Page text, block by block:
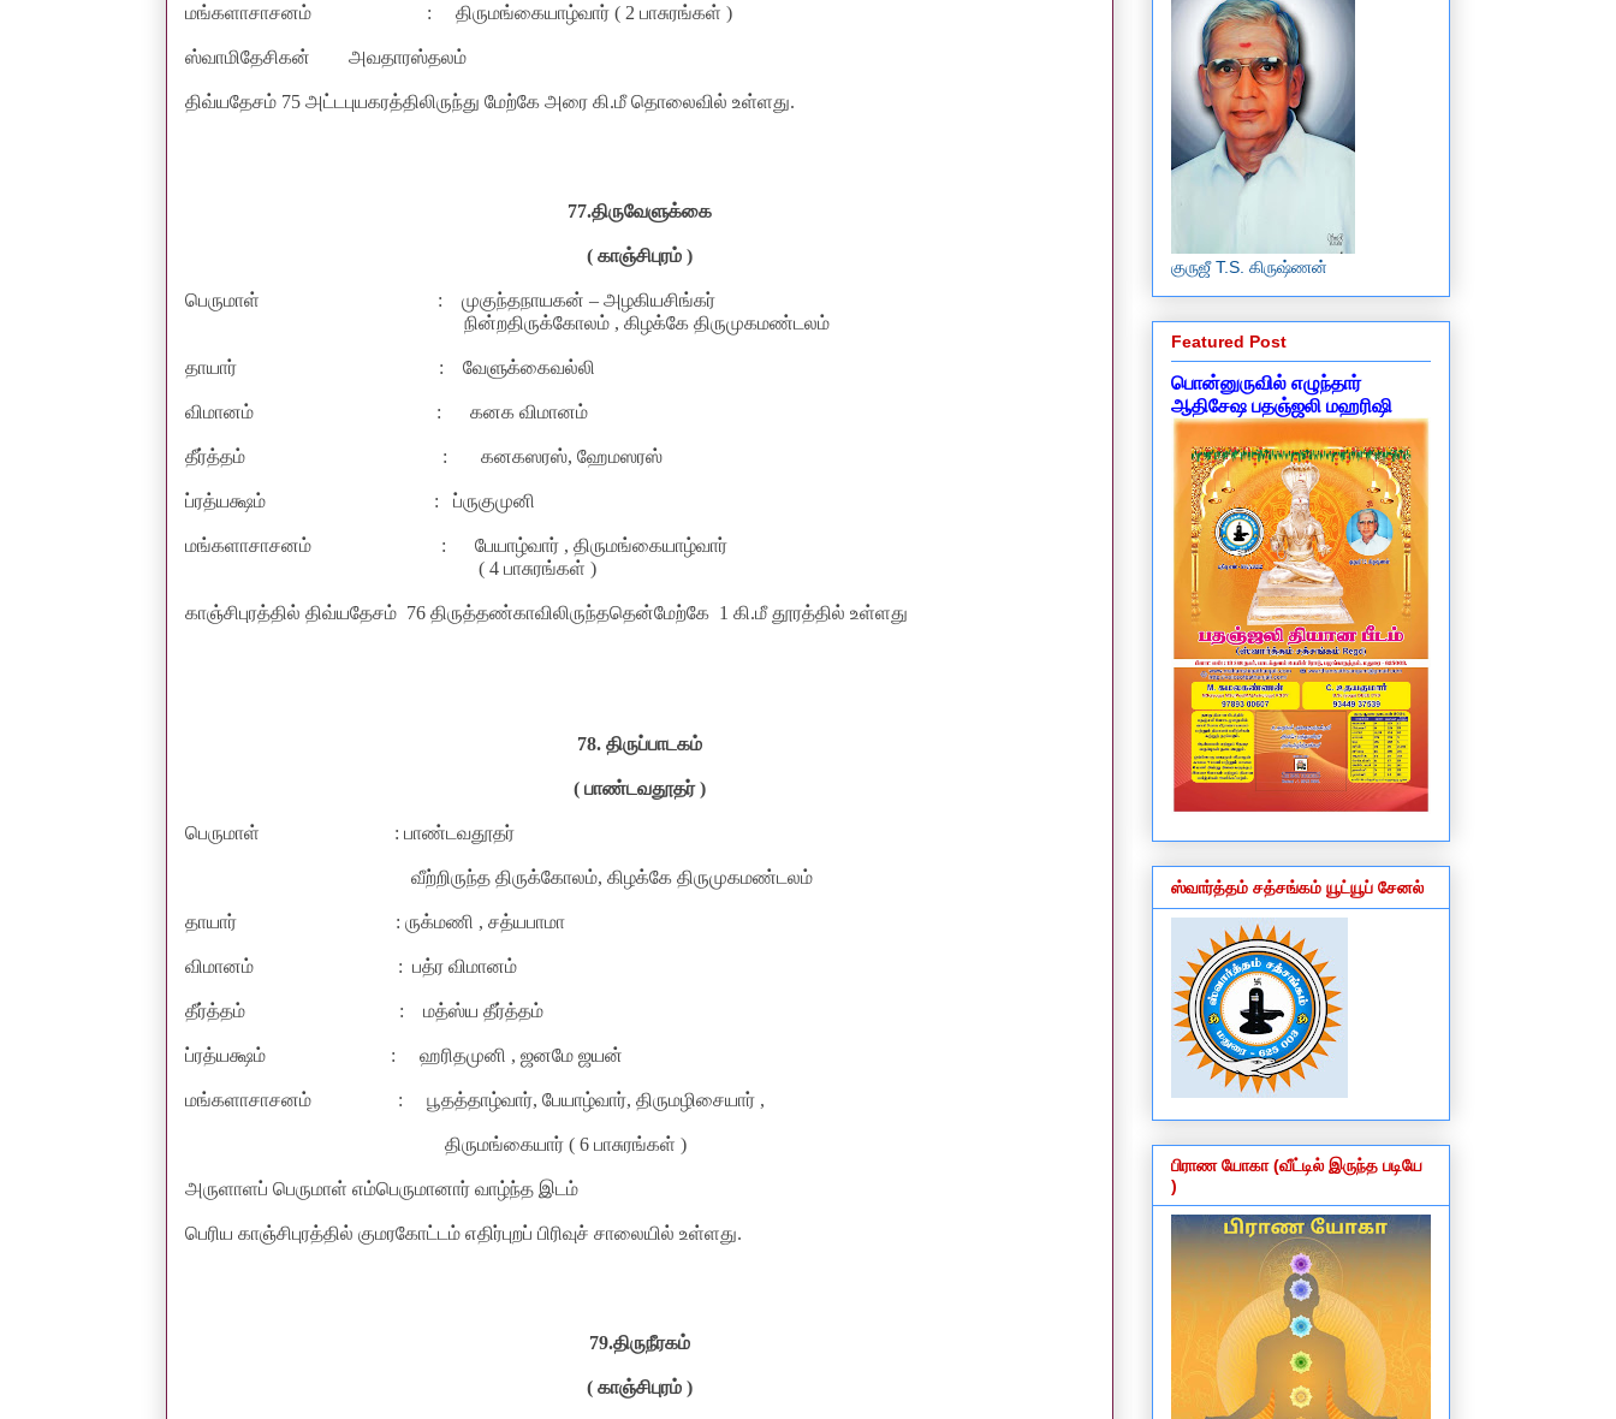
மங்களாசாசனம் : திருமங்கையாழ்வார் ( 2 பாசுரங்கள் )
ஸ்வாமிதேசிகன் அவதாரஸ்தலம்
திவ்யதேசம் 75 அட்டபுயகரத்திலிருந்து மேற்கே அரை கி.மீ தொலைவில் உள்ளது.
77.திருவேளுக்கை
( காஞ்சிபுரம் )
பெருமாள் : முகுந்தநாயகன் – அழகியசிங்கர்
நின்றதிருக்கோலம் , கிழக்கே திருமுகமண்டலம்
தாயார் : வேளுக்கைவல்லி
விமானம் : கனக விமானம்
தீர்த்தம் : கனகஸரஸ், ஹேமஸரஸ்
ப்ரத்யக்ஷம் : ப்ருகுமுனி
மங்களாசாசனம் : பேயாழ்வார் , திருமங்கையாழ்வார்
( 4 பாசுரங்கள் )
காஞ்சிபுரத்தில் திவ்யதேசம் 76 திருத்தண்காவிலிருந்ததென்மேற்கே 1 கி.மீ தூரத்தில் உள்ளது
78. திருப்பாடகம்
( பாண்டவதூதர் )
பெருமாள் : பாண்டவதூதர்
வீற்றிருந்த திருக்கோலம், கிழக்கே திருமுகமண்டலம்
தாயார் : ருக்மணி , சத்யபாமா
விமானம் : பத்ர விமானம்
தீர்த்தம் : மத்ஸ்ய தீர்த்தம்
ப்ரத்யக்ஷம் : ஹரிதமுனி , ஜனமே ஜயன்
மங்களாசாசனம் : பூதத்தாழ்வார், பேயாழ்வார், திருமழிசையார் ,
திருமங்கையார் ( 6 பாசுரங்கள் )
அருளாளப் பெருமாள் எம்பெருமானார் வாழ்ந்த இடம்
பெரிய காஞ்சிபுரத்தில் குமரகோட்டம் எதிர்புறப் பிரிவுச் சாலையில் உள்ளது.
79.திருநீரகம்
( காஞ்சிபுரம் )
குருஜீ T.S. கிருஷ்ணன்
Featured Post
பொன்னுருவில் எழுந்தார்
ஆதிசேஷ பதஞ்ஜலி மஹரிஷி
ஸ்வார்த்தம் சத்சங்கம் யூட்யூப் சேனல்
பிராண யோகா (வீட்டில் இருந்த படியே
)